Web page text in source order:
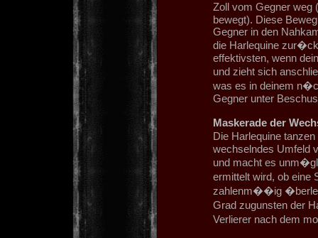
Zoll vom Gegner weg
bewegt). Diese
Gegner in den
die Harlequine
effektivsten, wenn
und zieht sich
was es in deinem
Gegner unter
Maskerade der
Die Harlequine
wechselndes Umfeld
und macht es
ermittelt wird, ob eine
zahlenm��ig
Grad zugunsten der
Verlierer nach dem